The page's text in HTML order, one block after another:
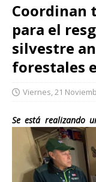
Coordinan
para el
silvestre
forestales
Viernes, 21
Se está realizando